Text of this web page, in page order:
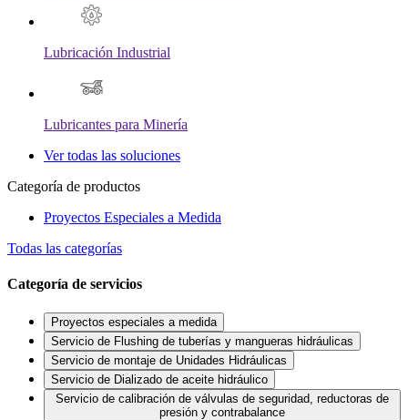
Lubricación Industrial
Lubricantes para Minería
Ver todas las soluciones
Categoría de productos
Proyectos Especiales a Medida
Todas las categorías
Categoría de servicios
Proyectos especiales a medida
Servicio de Flushing de tuberías y mangueras hidráulicas
Servicio de montaje de Unidades Hidráulicas
Servicio de Dializado de aceite hidráulico
Servicio de calibración de válvulas de seguridad, reductoras de
presión y contrabalance